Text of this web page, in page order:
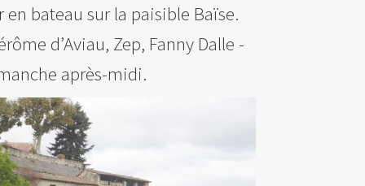
bateau sur la paisible Baïse.
d’Aviau, Zep, Fanny Dalle -
après-midi.